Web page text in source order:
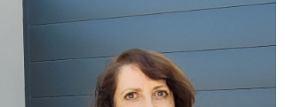
Con más de 20 años de experiencia
en construcción industrializada se